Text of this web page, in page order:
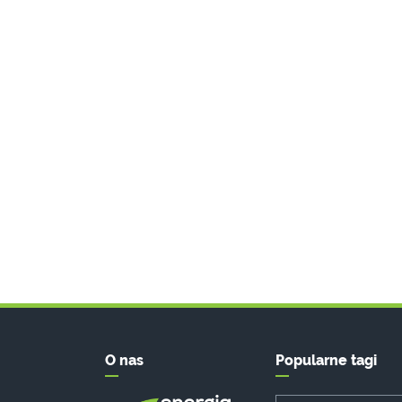
O nas Popularne tagi